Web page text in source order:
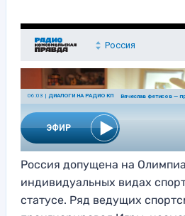
Россия допущена на
индивидуальных видах
статусе. Ряд ведущих